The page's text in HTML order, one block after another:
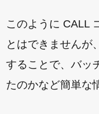
このように CALL
とはできませんが
することで、バッ
たのかなど簡単な